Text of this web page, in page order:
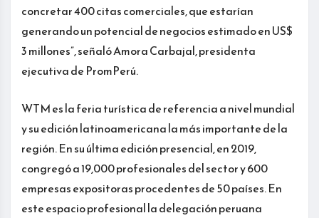
concretar 400 citas comerciales, que estarían
generando un potencial de negocios estimado en US$
3 millones”, señaló Amora Carbajal, presidenta
ejecutiva de PromPerú.
WTM es la feria turística de referencia a nivel mundial
y su edición latinoamericana la más importante de la
región. En su última edición presencial, en 2019,
congregó a 19,000 profesionales del sector y 600
empresas expositoras procedentes de 50 países. En
este espacio profesional la delegación peruana